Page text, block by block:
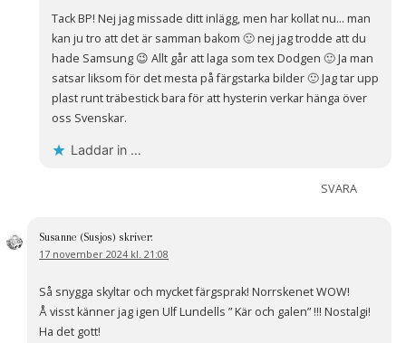
Tack BP! Nej jag missade ditt inlägg, men har kollat nu… man
kan ju tro att det är samman bakom 🙂 nej jag trodde att du
hade Samsung 😉 Allt går att laga som tex Dodgen 🙂 Ja man
satsar liksom för det mesta på färgstarka bilder 🙂 Jag tar upp
plast runt träbestick bara för att hysterin verkar hänga över
oss Svenskar.
Laddar in …
SVARA
Susanne (Susjos) skriver:
17 november 2024 kl. 21:08
Så snygga skyltar och mycket färgsprak! Norrskenet WOW!
Å visst känner jag igen Ulf Lundells ” Kär och galen” !!! Nostalgi!
Ha det gott!